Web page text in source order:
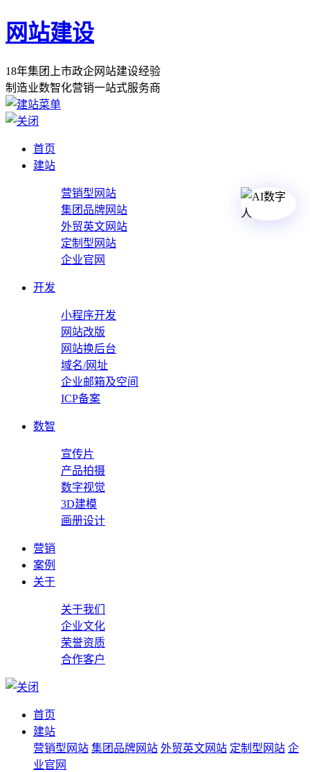
网站建设
18年集团 上市政企网 站建设经验
制 造业数智化营销一站式服务商
首页
建站
营销型网站
集团品牌网站
外贸英文网站
定制型网站
企业官网
开发
小程序开发
网站改版
网站换后台
域名/网址
企业邮箱及空间
ICP备案
数智
宣传片
产品拍摄
数字视觉
3D建模
画册设计
营销
案例
关于
关于我们
企业文化
荣誉资质
合作客户
首页
建站
营销型网站 集团品牌网站 外贸英文网站 定制型网站 企
业官网